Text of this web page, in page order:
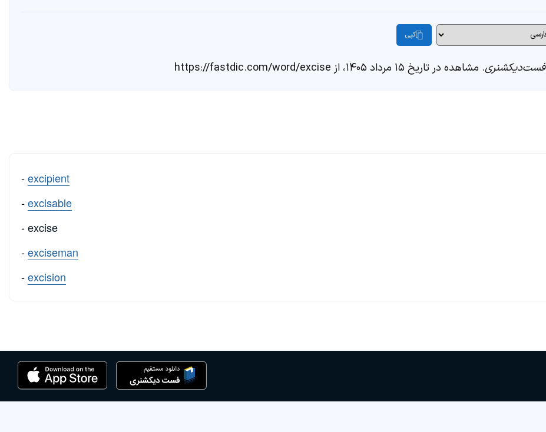
کپی
فست‌دیکشنری. مشاهده در تاریخ ۱۵ مرداد ۱۴۰۵، از https://fastdic.com/word/excise
-excipient
-excisable
- excise
-exciseman
-excision